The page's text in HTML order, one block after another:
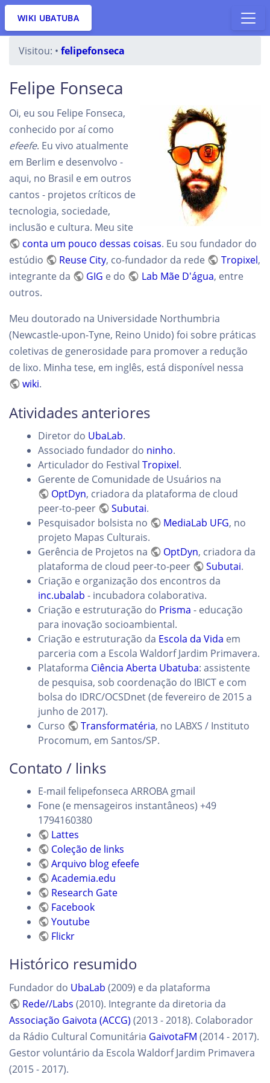
WIKI UBATUBA
Visitou: • felipefonseca
Felipe Fonseca
Oi, eu sou Felipe Fonseca,
conhecido por aí como
efeefe. Eu vivo atualmente
em Berlim e desenvolvo -
aqui, no Brasil e em outros
cantos - projetos críticos de
tecnologia, sociedade,
inclusão e cultura. Meu site
conta um pouco dessas coisas. Eu sou fundador do
estúdio
Reuse City, co-fundador da rede Tropixel,
integrante da
GIG e do Lab Mãe D'água, entre
outros.
Meu doutorado na Universidade Northumbria
(Newcastle-upon-Tyne, Reino Unido) foi sobre práticas
coletivas de generosidade para promover a redução
de lixo. Minha tese, em inglês, está disponível nessa
wiki.
Atividades anteriores
Diretor do UbaLab.
Associado fundador do ninho.
Articulador do Festival Tropixel.
Gerente de Comunidade de Usuários na
OptDyn, criadora da plataforma de cloud
peer-to-peer
Subutai.
Pesquisador bolsista no
MediaLab UFG, no
projeto Mapas Culturais.
Gerência de Projetos na
OptDyn, criadora da
plataforma de cloud peer-to-peer
Subutai.
Criação e organização dos encontros da
inc.ubalab - incubadora colaborativa.
Criação e estruturação do Prisma - educação
para inovação socioambiental.
Criação e estruturação da Escola da Vida em
parceria com a Escola Waldorf Jardim Primavera.
Plataforma Ciência Aberta Ubatuba: assistente
de pesquisa, sob coordenação do IBICT e com
bolsa do IDRC/OCSDnet (de fevereiro de 2015 a
junho de 2017).
Curso
Transformatéria, no LABXS / Instituto
Procomum, em Santos/SP.
Contato / links
E-mail felipefonseca ARROBA gmail
Fone (e mensageiros instantâneos) +49
1794160380
Lattes
Coleção de links
Arquivo blog efeefe
Academia.edu
Research Gate
Facebook
Youtube
Flickr
Histórico resumido
Fundador do UbaLab (2009) e da plataforma
Rede//Labs (2010). Integrante da diretoria da
Associação Gaivota (ACCG) (2013 - 2018). Colaborador
da Rádio Cultural Comunitária GaivotaFM (2014 - 2017).
Gestor voluntário da Escola Waldorf Jardim Primavera
(2015 - 2017).